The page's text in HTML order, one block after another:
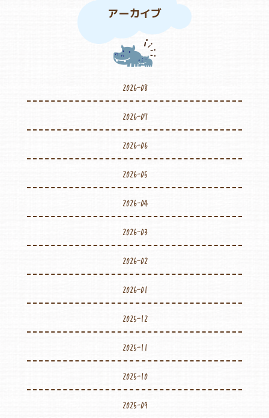
アーカイブ
2026-08
2026-07
2026-06
2026-05
2026-04
2026-03
2026-02
2026-01
2025-12
2025-11
2025-10
2025-09